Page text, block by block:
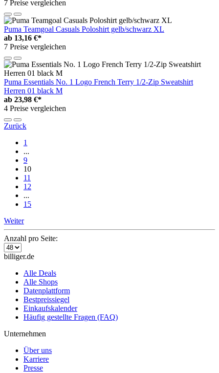
7 Preise vergleichen
Puma Teamgoal Casuals Poloshirt gelb/schwarz XL
ab 13,16 €*
7 Preise vergleichen
Puma Essentials No. 1 Logo French Terry 1/2-Zip Sweatshirt
Herren 01 black M
ab 23,98 €*
4 Preise vergleichen
Zurück
1
...
9
10
11
12
...
15
Weiter
Anzahl pro Seite:
billiger.de
Alle Deals
Alle Shops
Datenplattform
Bestpreissiegel
Einkaufskalender
Häufig gestellte Fragen (FAQ)
Unternehmen
Über uns
Karriere
Presse